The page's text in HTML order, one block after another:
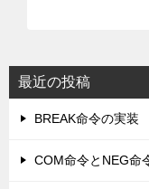
最近の投稿
BREAK命令の実装
COM命令とNEG命